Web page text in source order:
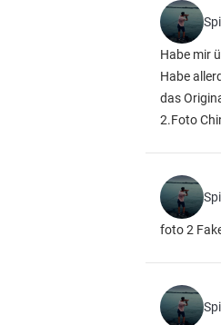
Habe mir
Habe
das
2.Foto
foto 2